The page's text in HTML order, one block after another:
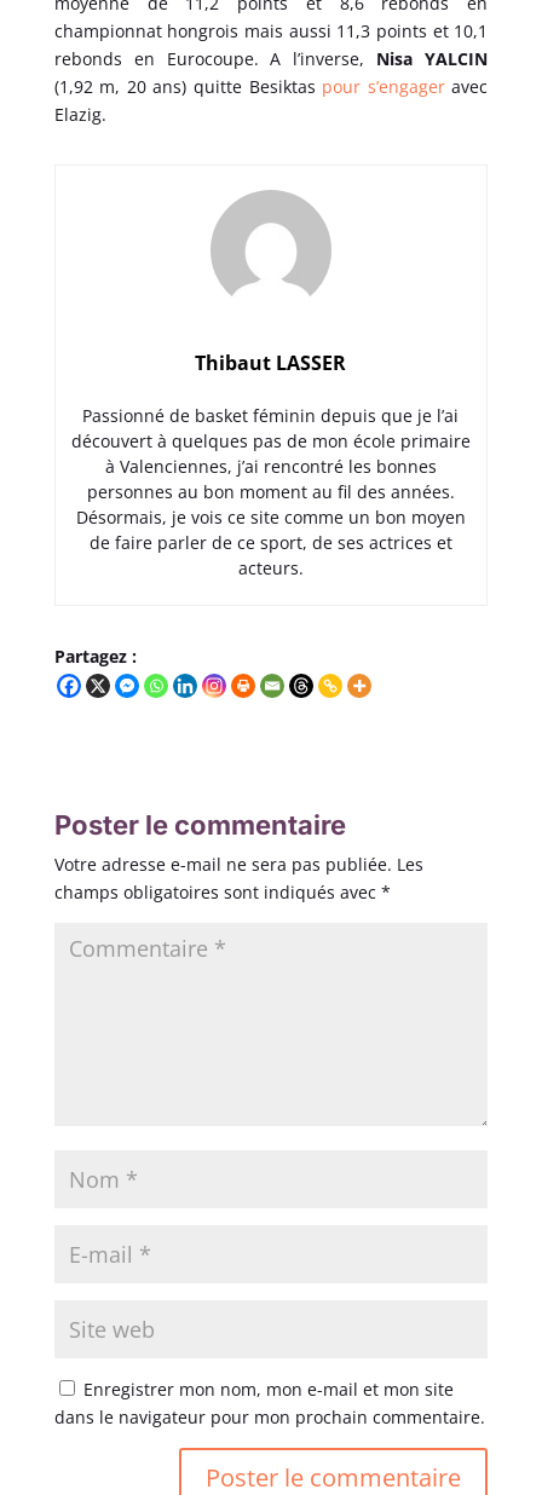
championnat hongrois mais aussi 11,3 points et 10,1
rebonds en Eurocoupe. A l’inverse, Nisa YALCIN
(1,92 m, 20 ans) quitte Besiktas pour s’engageravec
Elazig.
Thibaut LASSER
Passionné de basket féminin depuis que je l’ai
découvert à quelques pas de mon école primaire
à Valenciennes, j’ai rencontré les bonnes
personnes au bon moment au fil des années.
Désormais, je vois ce site comme un bon moyen
de faire parler de ce sport, de ses actrices et
acteurs.
Partagez :
Poster le commentaire
Votre adresse e-mail ne sera pas publiée. Les
champs obligatoires sont indiqués avec *
Enregistrer mon nom, mon e-mail et mon site
dans le navigateur pour mon prochain commentaire.